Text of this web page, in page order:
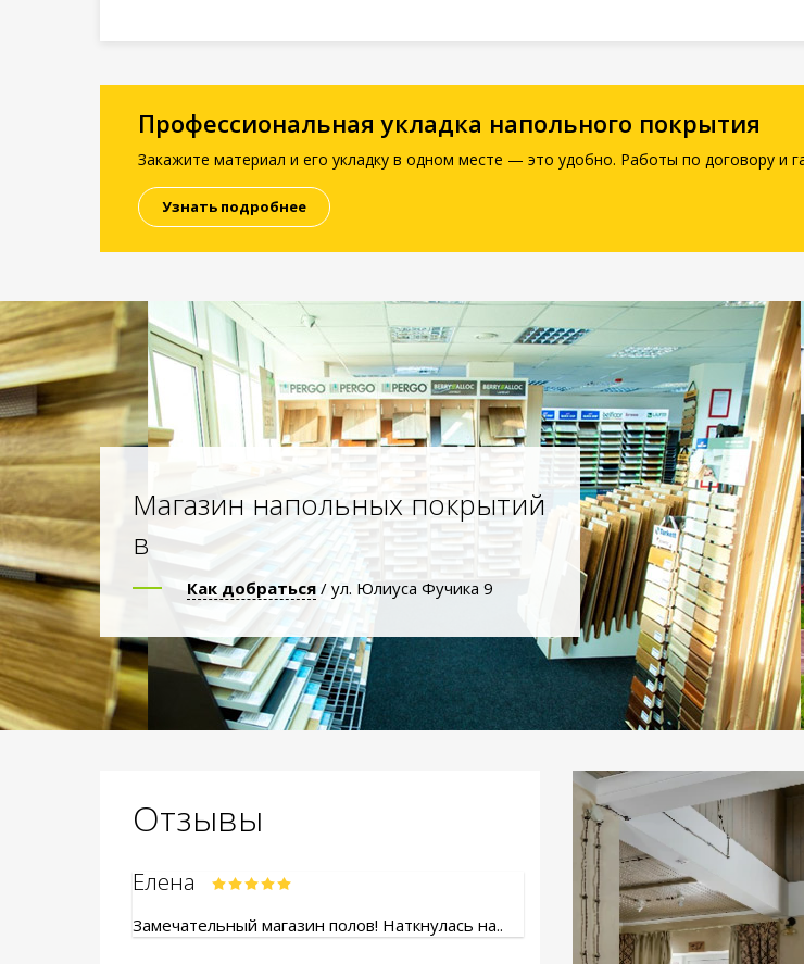
Профессиональная укладка напольного покрытия
Закажите материал и его укладку в одном месте — это удобно. Работы по договору и
Узнать подробнее
Магазин напольных покрытий
в
Как добраться / ул. Юлиуса Фучика 9
Отзывы
Елена
Замечательный магазин полов! Наткнулась на..